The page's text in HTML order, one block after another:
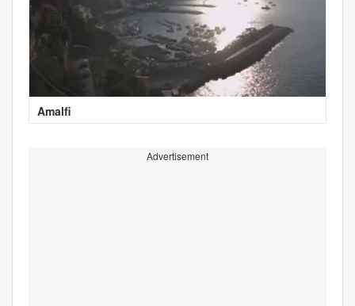
Amalfi
Advertisement